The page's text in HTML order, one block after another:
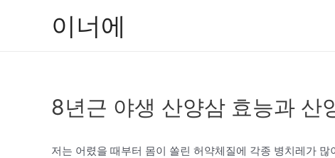
이너에
8년근 야생 산양삼 효능과 산
저는 어렸을 때부터 몸이 쏠린 허약체질에 각종 병치레가